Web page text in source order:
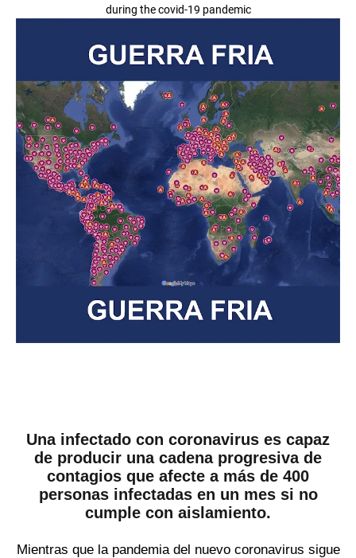
during the covid-19 pandemic
Una infectado con coronavirus es capaz
de producir una cadena progresiva de
contagios que afecte a más de 400
personas infectadas en un mes si no
cumple con aislamiento.
Mientras que la pandemia del nuevo coronavirus sigue